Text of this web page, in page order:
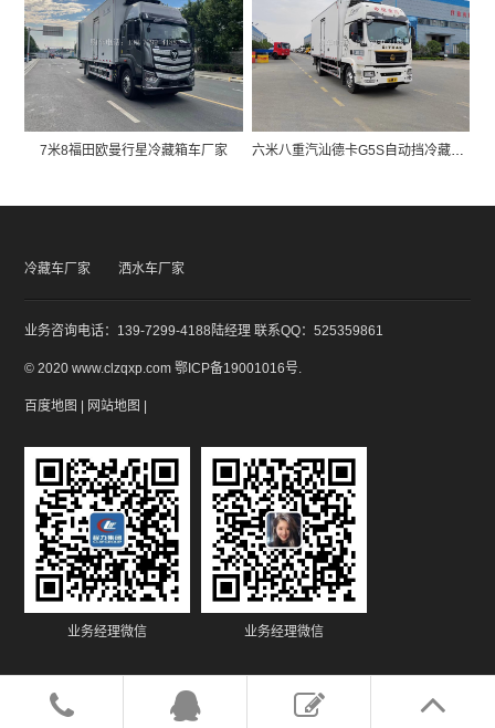
7米8福田欧曼行星冷藏箱车厂家
冷藏车厂家 洒水车厂家
业务咨询电话：139-7299-4188陆经理 联系QQ：525359861
© 2020 www.clzqxp.com鄂ICP备19001016号
百度地图 | 网站地图 |
业务经理微信 业务经理微信